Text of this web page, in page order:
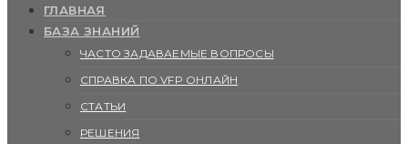
ГЛАВНАЯ
БАЗА ЗНАНИЙ
ЧАСТО ЗАДАВАЕМЫЕ ВОПРОСЫ
СПРАВКА ПО VFP ОНЛАЙН
СТАТЬИ
РЕШЕНИЯ